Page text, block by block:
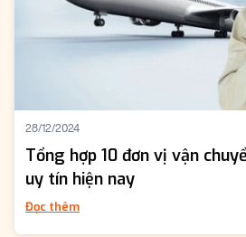
28/12/2024
Tổng hợp 10 đơn vị vận
uy tín hiện nay
Đọc thêm